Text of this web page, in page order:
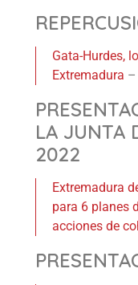
Gata-Hurdes,
Extremadura –
LA JUNTA
2022
Extremadura
para 6 planes
acciones de